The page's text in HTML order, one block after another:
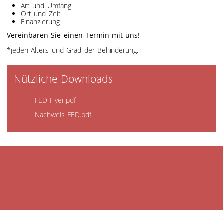
Art und Umfang
Ort und Zeit
Finanzierung
Vereinbaren Sie einen Termin mit uns!
*jeden Alters und Grad der Behinderung.
Nützliche Downloads
FED Flyer.pdf
Nachweis FED.pdf